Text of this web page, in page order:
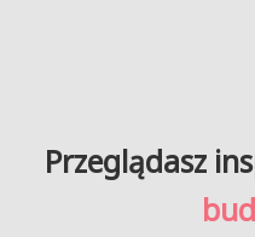
Przeglądasz